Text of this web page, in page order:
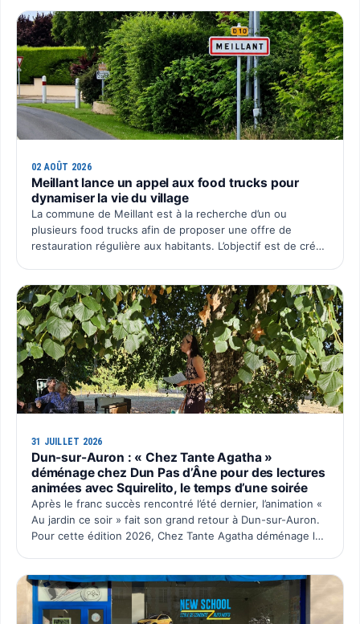
02 AOÛT 2026
Meillant lance un appel aux food trucks pour
dynamiser la vie du village
La commune de Meillant est à la recherche d’un ou
plusieurs food trucks afin de proposer une offre de
restauration régulière aux habitants. L’objectif est de créer
31 JUILLET 2026
Dun-sur-Auron : « Chez Tante Agatha »
déménage chez Dun Pas d’Âne pour des lectures
animées avec Squirelito, le temps d’une soirée
Après le franc succès rencontré l’été dernier, l’animation «
Au jardin ce soir » fait son grand retour à Dun-sur-Auron.
Pour cette édition 2026, Chez Tante Agatha déménage le